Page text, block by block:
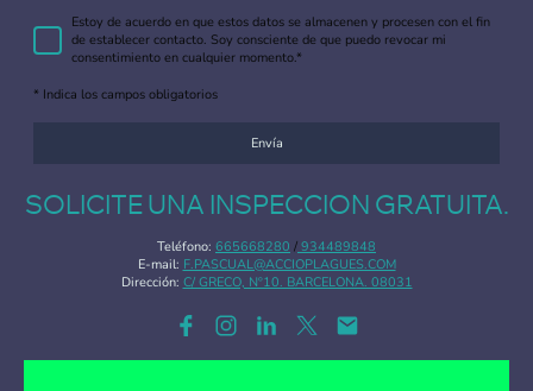
Estoy de acuerdo en que estos datos se almacenen y procesen con el fin
de establecer contacto. Soy consciente de que puedo revocar mi
consentimiento en cualquier momento.*
* Indica los campos obligatorios
Envía
SOLICITE UNA INSPECCION GRATUITA.
Teléfono: 665668280 / 934489848
E-mail: F.PASCUAL@ACCIOPLAGUES.COM
Dirección: C/ GRECO, Nº10. BARCELONA. 08031